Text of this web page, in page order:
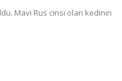
Mavi Rus cinsi olan kedinin